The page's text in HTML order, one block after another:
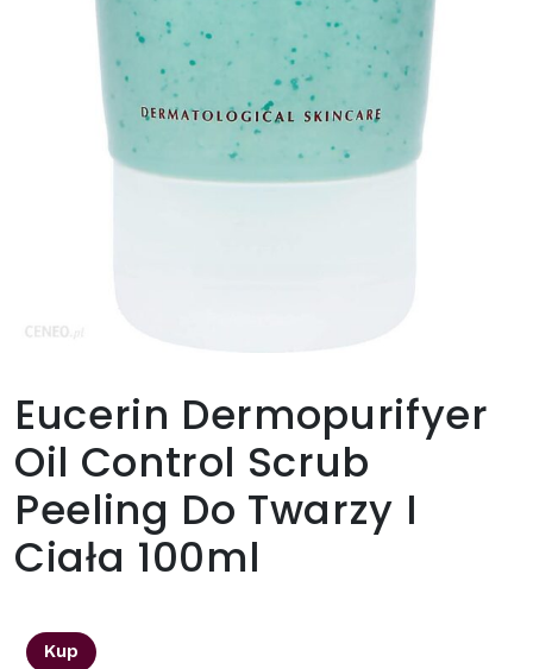
Eucerin Dermopurifyer
Oil Control Scrub
Peeling Do Twarzy I
Ciała 100ml
Kup